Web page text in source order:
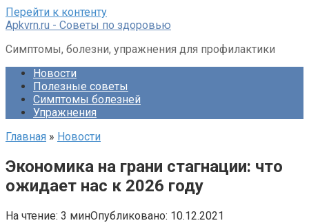
Перейти к контенту
Apkvrn.ru - Советы по здоровью
Симптомы, болезни, упражнения для профилактики
Новости
Полезные советы
Симптомы болезней
Упражнения
Главная » Новости
Экономика на грани стагнации: что
ожидает нас к 2026 году
На чтение: 3 минОпубликовано: 10.12.2021